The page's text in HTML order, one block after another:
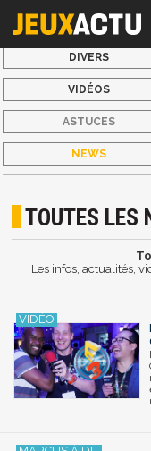
DIVERS
VIDÉOS
ASTUCES
NEWS
TOUTES LES
Les infos, actualités,